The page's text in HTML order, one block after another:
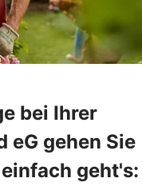
bei Ihrer
eG gehen Sie
geht's: